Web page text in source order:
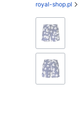
royal-shop.pl